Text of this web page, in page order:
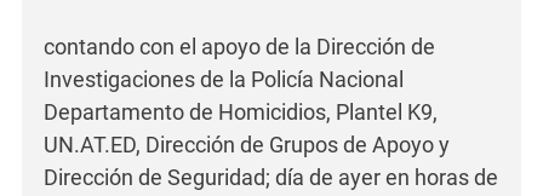
contando con el apoyo de la Dirección de
Investigaciones de la Policía Nacional
Departamento de Homicidios, Plantel K9,
UN.AT.ED, Dirección de Grupos de Apoyo y
Dirección de Seguridad; día de ayer en horas de